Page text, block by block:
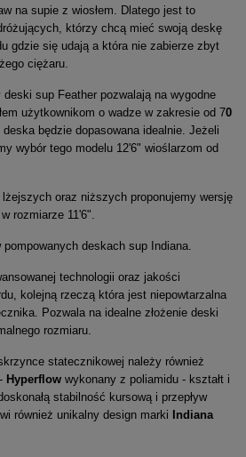
na supie z wiosłem. Dlatego jest to
którzy chcą mieć swoją deskę
gdzie się udają a która nie zabierze zbyt
ciężaru.
deski sup Feather pozwalają na wygodne
użytkownikom o wadze w zakresie od 70
będzie dopasowana idealnie. Jeżeli
wybór tego modelu 12'6" wioślarzom od
oraz niższych proponujemy wersję
rozmiarze 11'6".
pompowanych deskach sup Indiana.
technologii oraz jakości
kolejną rzeczą która jest niepowtarzalna
Pozwala na idealne złożenie deski
rozmiaru.
statecznikowej należy również
Hyperflow wykonany z poliamidu - kształt i
stabilność kursową i przepływ
również unikalny design marki
Indiana